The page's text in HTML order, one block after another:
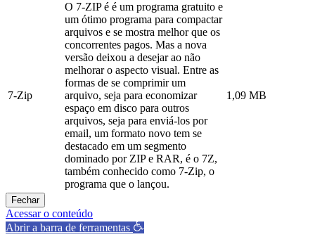
7-Zip
O 7-ZIP é é um programa gratuito e
um ótimo programa para compactar
arquivos e se mostra melhor que os
concorrentes pagos. Mas a nova
versão deixou a desejar ao não
melhorar o aspecto visual. Entre as
formas de se comprimir um
arquivo, seja para economizar
espaço em disco para outros
arquivos, seja para enviá-los por
email, um formato novo tem se
destacado em um segmento
dominado por ZIP e RAR, é o 7Z,
também conhecido como 7-Zip, o
programa que o lançou.
1,09 MB
Fechar
Acessar o conteúdo
Abrir a barra de ferramentas